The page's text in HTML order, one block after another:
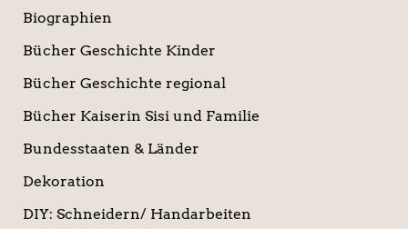
Biographien
Bücher Geschichte Kinder
Bücher Geschichte regional
Bücher Kaiserin Sisi und Familie
Bundesstaaten & Länder
Dekoration
DIY: Schneidern/ Handarbeiten